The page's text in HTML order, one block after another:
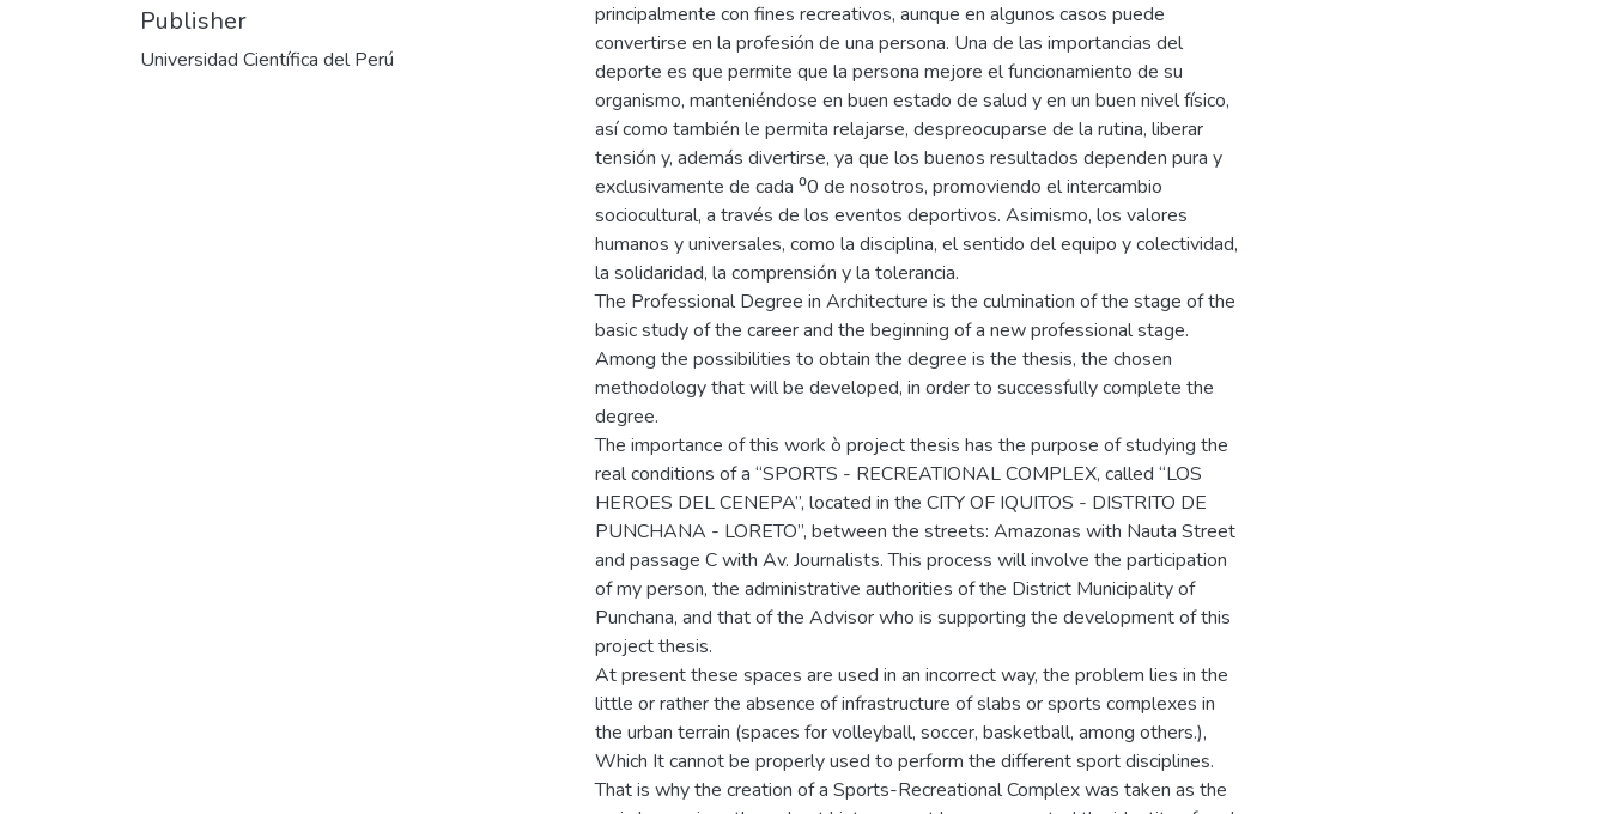
Publisher
Universidad Científica del Perú
principalmente con fines recreativos, aunque en algunos casos puede
convertirse en la profesión de una persona. Una de las importancias del
deporte es que permite que la persona mejore el funcionamiento de su
organismo, manteniéndose en buen estado de salud y en un buen nivel físico,
así como también le permita relajarse, despreocuparse de la rutina, liberar
tensión y, además divertirse, ya que los buenos resultados dependen pura y
exclusivamente de cada ⁰0 de nosotros, promoviendo el intercambio
sociocultural, a través de los eventos deportivos. Asimismo, los valores
humanos y universales, como la disciplina, el sentido del equipo y colectividad,
la solidaridad, la comprensión y la tolerancia.
The Professional Degree in Architecture is the culmination of the stage of the
basic study of the career and the beginning of a new professional stage.
Among the possibilities to obtain the degree is the thesis, the chosen
methodology that will be developed, in order to successfully complete the
degree.
The importance of this work ò project thesis has the purpose of studying the
real conditions of a “SPORTS - RECREATIONAL COMPLEX, called “LOS
HEROES DEL CENEPA”, located in the CITY OF IQUITOS - DISTRITO DE
PUNCHANA - LORETO”, between the streets: Amazonas with Nauta Street
and passage C with Av. Journalists. This process will involve the participation
of my person, the administrative authorities of the District Municipality of
Punchana, and that of the Advisor who is supporting the development of this
project thesis.
At present these spaces are used in an incorrect way, the problem lies in the
little or rather the absence of infrastructure of slabs or sports complexes in
the urban terrain (spaces for volleyball, soccer, basketball, among others.),
Which It cannot be properly used to perform the different sport disciplines.
That is why the creation of a Sports-Recreational Complex was taken as the